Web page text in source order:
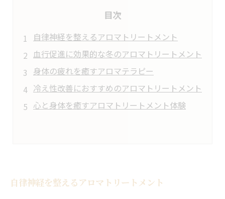
目次
自律神経を整えるアロマトリートメント
血行促進に効果的な冬のアロマトリートメント
身体の疲れを癒すアロマテラピー
冷え性改善におすすめのアロマトリートメント
心と身体を癒すアロマトリートメント体験
自律神経を整えるアロマトリートメント